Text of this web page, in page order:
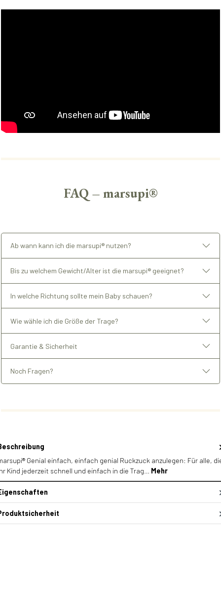
FAQ – marsupi®
Ab wann kann ich die marsupi® nutzen?
Bis zu welchem Gewicht/Alter ist die marsupi® geeignet?
In welche Richtung sollte mein Baby schauen?
Wie wähle ich die Größe der Trage?
Garantie & Sicherheit
Noch Fragen?
Genial einfach, einfach genial Ruckzuck anzulegen: Für alle,
Kind jederzeit schnell und einfach in die Trag… Mehr